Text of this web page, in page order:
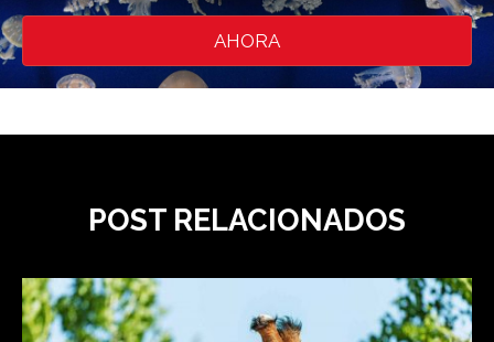
AHORA
POST RELACIONADOS